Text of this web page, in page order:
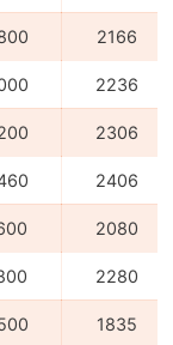
2166
2236
2306
2406
2080
2280
1835